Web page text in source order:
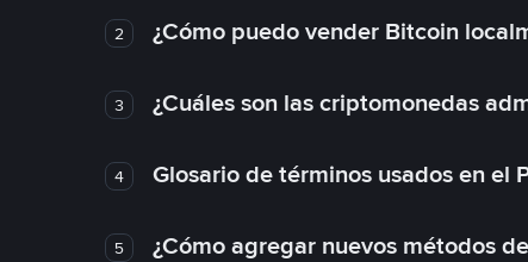
2 ¿Cómo puedo vender Bitcoin
3 ¿Cuáles son las criptomonedas
4 Glosario de términos usados en el
5 ¿Cómo agregar nuevos métodos